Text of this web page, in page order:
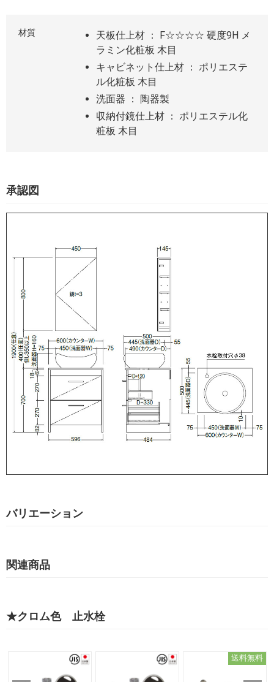
材質
天板仕上材 ： F☆☆☆☆ 硬度9H メ
ラミン化粧板 木目
キャビネット仕上材 ： ポリエステ
ル化粧板 木目
洗面器 ： 陶器製
収納付鏡仕上材 ： ポリエステル化
粧板 木目
承認図
バリエーション
関連商品
★クロム色 止水栓
送料無料